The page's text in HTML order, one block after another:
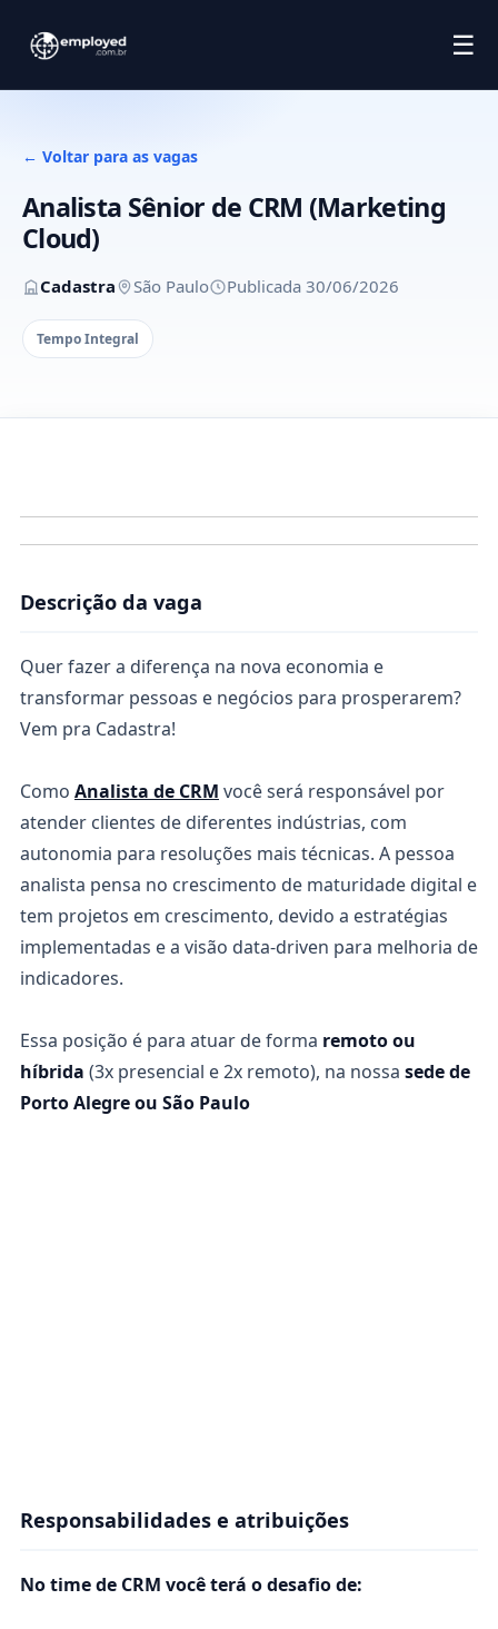
☰
← Voltar para as vagas
Analista Sênior de CRM (Marketing
Cloud)
Cadastra São Paulo Publicada 30/06/2026
Tempo Integral
Descrição da vaga
Quer fazer a diferença na nova economia e
transformar pessoas e negócios para prosperarem?
Vem pra Cadastra!
Como Analista de CRM você será responsável por
atender clientes de diferentes indústrias, com
autonomia para resoluções mais técnicas. A pessoa
analista pensa no crescimento de maturidade digital e
tem projetos em crescimento, devido a estratégias
implementadas e a visão data-driven para melhoria de
indicadores.
Essa posição é para atuar de forma remoto ou
híbrida (3x presencial e 2x remoto), na nossa sede de
Porto Alegre ou São Paulo
Responsabilidades e atribuições
No time de CRM você terá o desafio de: